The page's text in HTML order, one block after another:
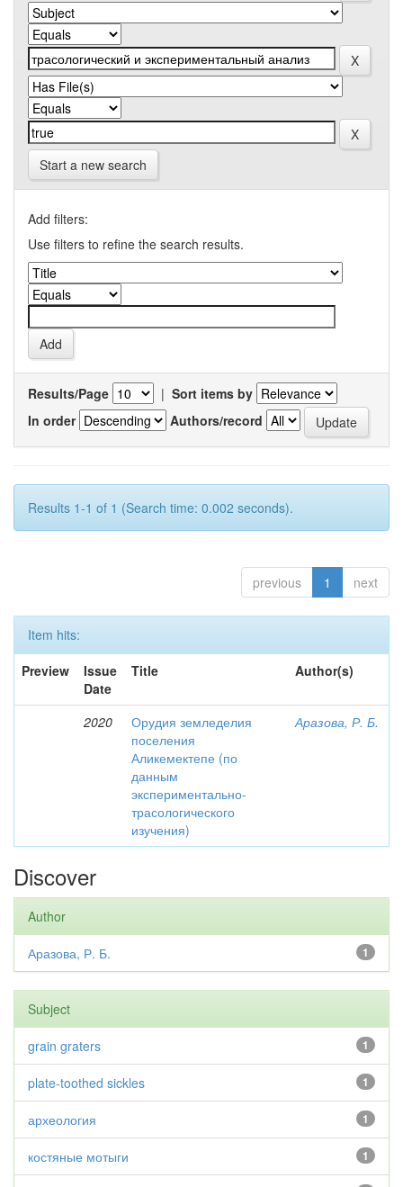
Start a new search
Add filters:
Use filters to refine the search results.
Results/Page | Sort items by
In order
Authors/record
Results 1-1 of 1 (Search time: 0.002 seconds).
previous 1 next
Item hits:
Preview
Issue
Date
Title Author(s)
2020
Орудия земледелия
поселения
Аликемектепе (по
данным
экспериментально-
трасологического
изучения)
Аразова, Р. Б.
Discover
Author
1
Аразова, Р. Б.
Subject
1
grain graters
1
plate-toothed sickles
1
археология
1
костяные мотыги